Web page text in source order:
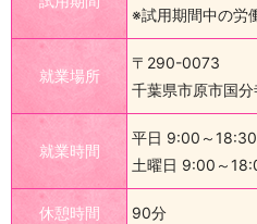
※試用期間中の労
就業場所
〒290-0073
千葉県市原市国
就業時間
平日 9:00～18:30
土曜日 9:00～
休憩時間 90分